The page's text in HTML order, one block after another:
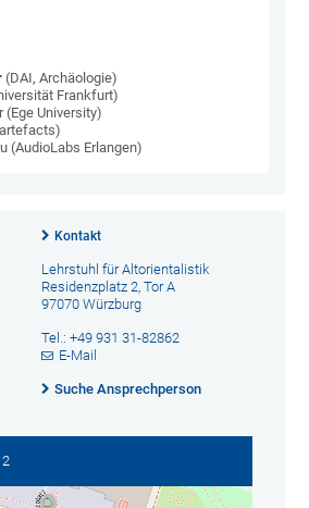
(DAI, Archäologie)
Frankfurt)
(Ege University)
(AudioLabs Erlangen)
Kontakt
Lehrstuhl für Altorientalistik
Residenzplatz 2, Tor A
97070 Würzburg
Tel.: +49 931 31-82862
E-Mail
Suche Ansprechperson